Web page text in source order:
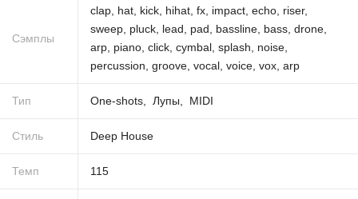
Сэмплы
clap hat kick hihat fx impact echo riser,
sweep pluck lead pad bassline bass drone
arp piano click cymbal splash noise
percussion groove vocal voice vox arp
Тип One-shots Лупы MIDI
Стиль Deep House
Темп 115